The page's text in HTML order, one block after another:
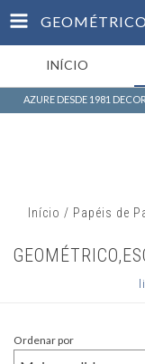
INÍCIO
AZURE DESDE 1981
Início / Papéis de
Ordenar por
LARGURA DO
DESENHO —
DEIXE ZERO